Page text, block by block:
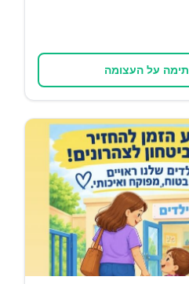
על העצומה